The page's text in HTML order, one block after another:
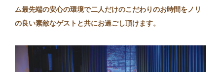
ム最先端の安心の環境で二人だけのこだわりのお時間をノリ
の良い素敵なゲストと共にお過ごし頂けます。